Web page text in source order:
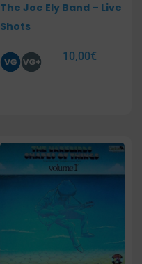
The Joe Ely Band – Live
Shots
10,00€